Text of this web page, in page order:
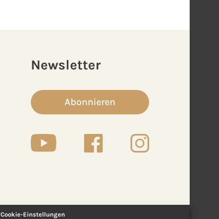
Newsletter
Abonnieren
Cookie-Einstellungen